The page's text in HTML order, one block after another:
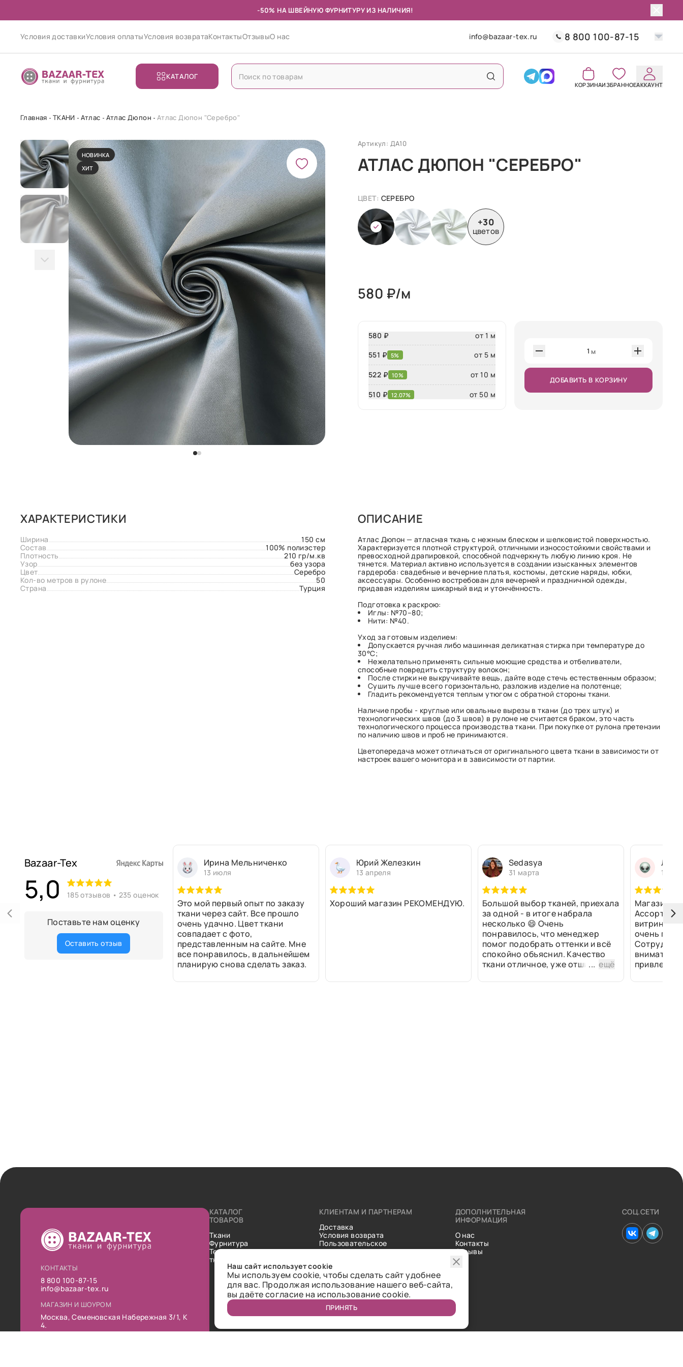
-50% НА ШВЕЙНУЮ ФУРНИТУРУ ИЗ НАЛИЧИЯ!
Условия доставкиУсловия оплатыУсловия возвратаКонтактыОтзывыО нас info@bazaar-tex.ru 8 800 100-87-15
КАТАЛОГ
КОРЗИНАИЗБРАННОЕАККАУНТ
Главная ТКАНИ Атлас Атлас Дюпон Атлас Дюпон "Серебро"
НОВИНКА
ХИТ
Артикул: ДА10
АТЛАС ДЮПОН "СЕРЕБРО"
ЦВЕТ: СЕРЕБРО
+30
цветов
580 ₽/м
580 ₽
от 1 м
551 ₽ 5% от 5 м
522 ₽ 10% от 10 м
510 ₽ 12.07% от 50 м
1 м
ДОБАВИТЬ В КОРЗИНУ
ХАРАКТЕРИСТИКИ
Ширина
150 см
Состав
100% полиэстер
Плотность
210 гр/м.кв
Узор
без узора
Цвет
Серебро
Кол-во метров в рулоне
50
Страна
Турция
ОПИСАНИЕ
Атлас Дюпон — атласная ткань с нежным блеском и шелковистой поверхностью.
Характеризуется плотной структурой, отличными износостойкими свойствами и
превосходной драпировкой, способной подчеркнуть любую линию кроя. Не
тянется. Материал активно используется в создании изысканных элементов
гардероба: свадебные и вечерние платья, костюмы, детские наряды, юбки,
аксессуары. Особенно востребован для вечерней и праздничной одежды,
придавая изделиям шикарный вид и утончённость.
Подготовка к раскрою:
Иглы: №70–80;
Нити: №40.
Уход за готовым изделием:
Допускается ручная либо машинная деликатная стирка при температуре до
30°С;
Нежелательно применять сильные моющие средства и отбеливатели,
способные повредить структуру волокон;
После стирки не выкручивайте вещь, дайте воде стечь естественным образом;
Сушить лучше всего горизонтально, разложив изделие на полотенце;
Гладить рекомендуется теплым утюгом с обратной стороны ткани.
Наличие пробы - круглые или овальные вырезы в ткани (до трех штук) и
технологических швов (до 3 швов) в рулоне не считается браком, это часть
технологического процесса производства ткани. При покупке от рулона претензии
по наличию швов и проб не принимаются.
Цветопередача может отличаться от оригинального цвета ткани в зависимости от
настроек вашего монитора и в зависимости от партии.
Bazaar-Tex
5,0 185 отзывов • 235 оценок
Поставьте нам оценку
Оставить отзыв
Ирина Мельниченко
13 июля
Это мой первый опыт по заказу
ткани через сайт. Все прошло
очень удачно. Цвет ткани
совпадает с фото,
представленным на сайте. Мне
все понравилось, в дальнейшем
планирую снова сделать заказ.
Юрий Железкин
13 апреля
Хороший магазин РЕКОМЕНДУЮ.
Sedasya
31 марта
Большой выбор тканей, приехала
за одной - в итоге набрала
несколько 😄 Очень
понравилось, что менеджер
помог подобрать оттенки и всё
спокойно объяснил. Качество
ткани отличное, уже отшили...ещё
13
Магазин
витринах
очень
привлек
рулоны
КОНТАКТЫ
8 800 100-87-15
info@bazaar-tex.ru
МАГАЗИН И ШОУРОМ
Москва, Семеновская Набережная 3/1, К
4.
КАТАЛОГ
ТОВАРОВ
Ткани
Фурнитура
Технические
ткани
КЛИЕНТАМ И ПАРТНЕРАМ
Доставка
Условия возврата
Пользовательское
соглашение
Статьи
ДОПОЛНИТЕЛЬНАЯ
ИНФОРМАЦИЯ
О нас
Контакты
Отзывы
СОЦ.СЕТИ
Наш сайт использует cookie
Мы используем cookie, чтобы сделать сайт удобнее
для вас. Продолжая использование нашего веб-сайта,
вы даёте согласие на использование cookie.
ПРИНЯТЬ